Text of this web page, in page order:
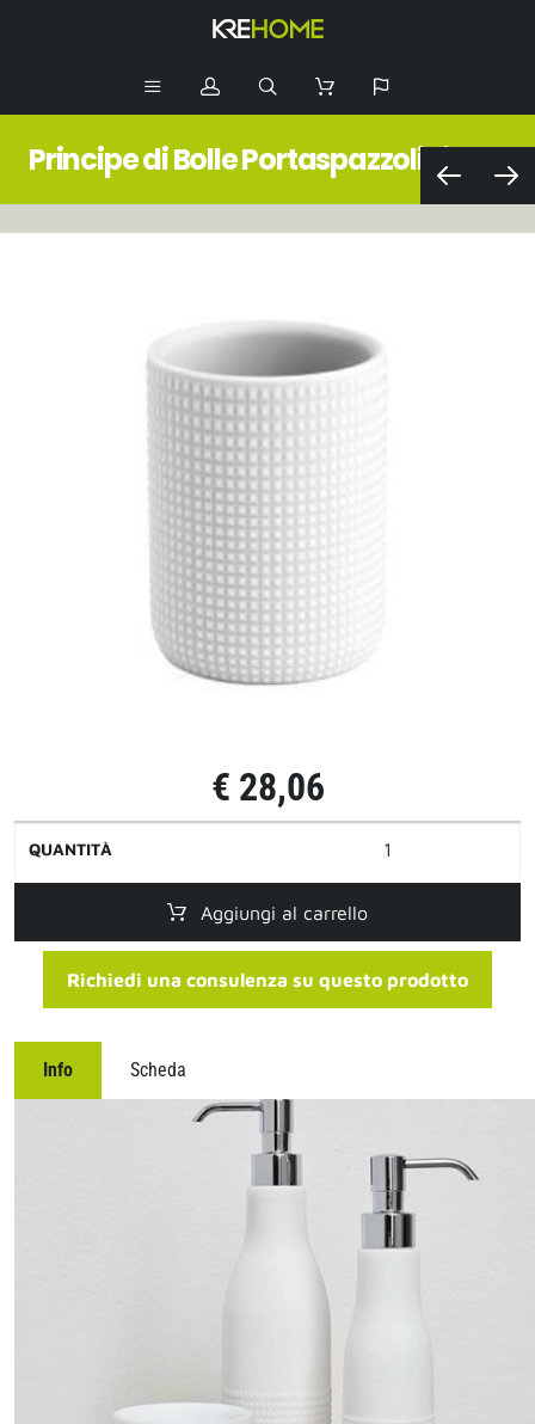
Principe di Bolle Portaspazzolini
€ 28,06
QUANTITÀ
Aggiungi al carrello
Richiedi una consulenza su questo prodotto
Info Scheda